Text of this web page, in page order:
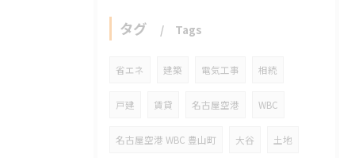
タグ Tags
省エネ 建築 電気工事 相続
戸建 賃貸 名古屋空港 WBC
名古屋空港 WBC 豊山町 大谷 土地